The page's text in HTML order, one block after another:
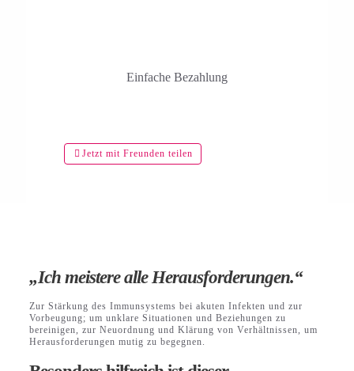
Einfache Bezahlung
Jetzt mit Freunden teilen
„Ich meistere alle Herausforderungen.“
Zur Stärkung des Immunsystems bei akuten Infekten und zur
Vorbeugung; um unklare Situationen und Beziehungen zu
bereinigen, zur Neuordnung und Klärung von Verhältnissen, um
Herausforderungen mutig zu begegnen.